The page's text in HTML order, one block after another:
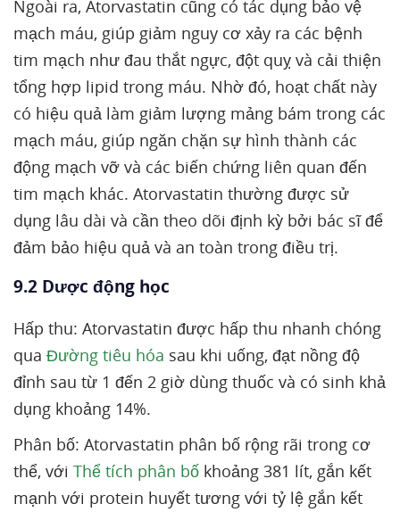
Ngoài ra, Atorvastatin cũng có tác dụng bảo vệ
mạch máu, giúp giảm nguy cơ xảy ra các bệnh
tim mạch như đau thắt ngực, đột quỵ và cải thiện
tổng hợp lipid trong máu. Nhờ đó, hoạt chất này
có hiệu quả làm giảm lượng mảng bám trong các
mạch máu, giúp ngăn chặn sự hình thành các
động mạch vỡ và các biến chứng liên quan đến
tim mạch khác. Atorvastatin thường được sử
dụng lâu dài và cần theo dõi định kỳ bởi bác sĩ để
đảm bảo hiệu quả và an toàn trong điều trị.
9.2 Dược động học
Hấp thu: Atorvastatin được hấp thu nhanh chóng
qua Đường tiêu hóa sau khi uống, đạt nồng độ
đỉnh sau từ 1 đến 2 giờ dùng thuốc và có sinh khả
dụng khoảng 14%.
Phân bố: Atorvastatin phân bố rộng rãi trong cơ
thể, với Thể tích phân bố khoảng 381 lít, gắn kết
mạnh với protein huyết tương với tỷ lệ gắn kết